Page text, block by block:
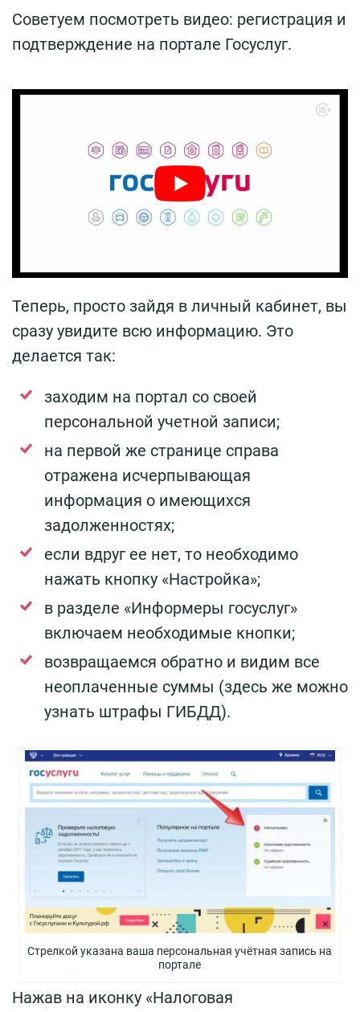
Советуем посмотреть видео: регистрация и
подтверждение на портале Госуслуг.
Теперь, просто зайдя в личный кабинет, вы
сразу увидите всю информацию. Это
делается так:
заходим на портал со своей
персональной учетной записи;
на первой же странице справа
отражена исчерпывающая
информация о имеющихся
задолженностях;
если вдруг ее нет, то необходимо
нажать кнопку «Настройка»;
в разделе «Информеры госуслуг»
включаем необходимые кнопки;
возвращаемся обратно и видим все
неоплаченные суммы (здесь же можно
узнать штрафы ГИБДД).
Стрелкой указана ваша персональная учётная запись на
портале
Нажав на иконку «Налоговая